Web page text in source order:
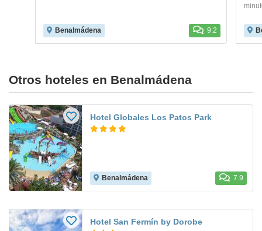
Benalmádena 9.2
Otros hoteles en Benalmádena
Hotel Globales Los Patos Park
Benalmádena 7.9
Hotel San Fermín by Dorobe